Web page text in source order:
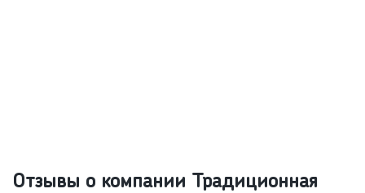
Отзывы о компании Традиционная